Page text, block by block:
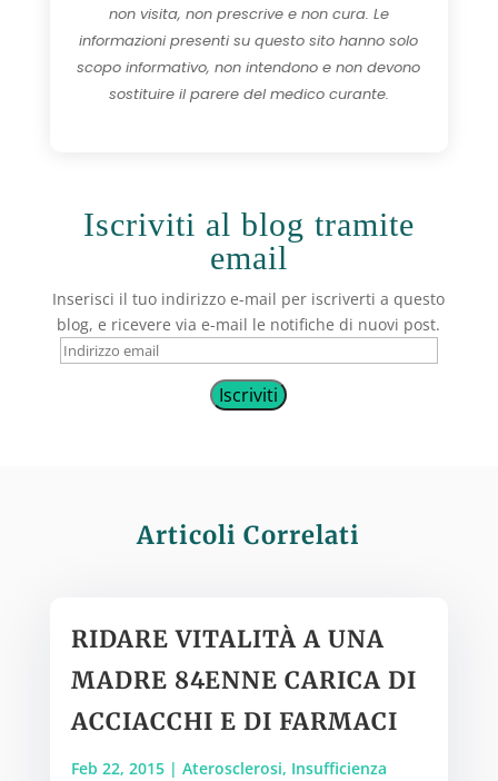
non visita, non prescrive e non cura. Le
informazioni presenti su questo sito hanno solo
scopo informativo, non intendono e non devono
sostituire il parere del medico curante.
Iscriviti al blog tramite
email
Inserisci il tuo indirizzo e-mail per iscriverti a questo
blog, e ricevere via e-mail le notifiche di nuovi post.
Indirizzo
Iscriviti
Articoli Correlati
RIDARE VITALITÀ A UNA
MADRE 84ENNE CARICA DI
ACCIACCHI E DI FARMACI
Feb 22, 2015| Aterosclerosi, Insufficienza